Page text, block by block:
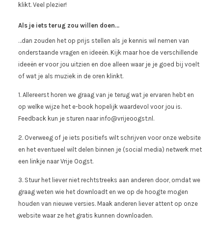
klikt. Veel plezier!
Als je iets terug zou willen doen…
…dan zouden het op prijs stellen als je kennis wil nemen van
onderstaande vragen en ideeën. Kijk maar hoe de verschillende
ideeën er voor jou uitzien en doe alleen waar je je goed bij voelt
of wat je als muziek in de oren klinkt.
1. Allereerst horen we graag van je terug wat je ervaren hebt en
op welke wijze het e-book hopelijk waardevol voor jou is.
Feedback kun je sturen naar info@vrijeoogst.nl.
2. Overweeg of je iets positiefs wilt schrijven voor onze website
en het eventueel wilt delen binnen je (social media) netwerk met
een linkje naar Vrije Oogst.
3. Stuur het liever niet rechtstreeks aan anderen door, omdat we
graag weten wie het downloadt en we op de hoogte mogen
houden van nieuwe versies. Maak anderen liever attent op onze
website waar ze het gratis kunnen downloaden.